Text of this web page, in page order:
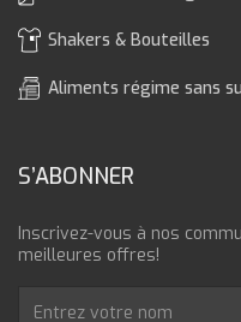
Shakers & Bouteilles
Aliments régime sans
S’ABONNER
Inscrivez-vous à nos
meilleures offres!